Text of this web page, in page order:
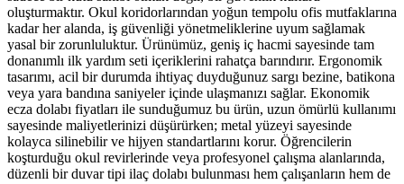
oluşturmaktır. Okul koridorlarından yoğun tempolu ofis mutfaklarına
kadar her alanda, iş güvenliği yönetmeliklerine uyum sağlamak
yasal bir zorunluluktur. Ürünümüz, geniş iç hacmi sayesinde tam
donanımlı ilk yardım seti içeriklerini rahatça barındırır. Ergonomik
tasarımı, acil bir durumda ihtiyaç duyduğunuz sargı bezine, batikona
veya yara bandına saniyeler içinde ulaşmanızı sağlar. Ekonomik
ecza dolabı fiyatları ile sunduğumuz bu ürün, uzun ömürlü kullanımı
sayesinde maliyetlerinizi düşürürken; metal yüzeyi sayesinde
kolayca silinebilir ve hijyen standartlarını korur. Öğrencilerin
koşturduğu okul revirlerinde veya profesyonel çalışma alanlarında,
düzenli bir duvar tipi ilaç dolabı bulunması hem çalışanların hem de